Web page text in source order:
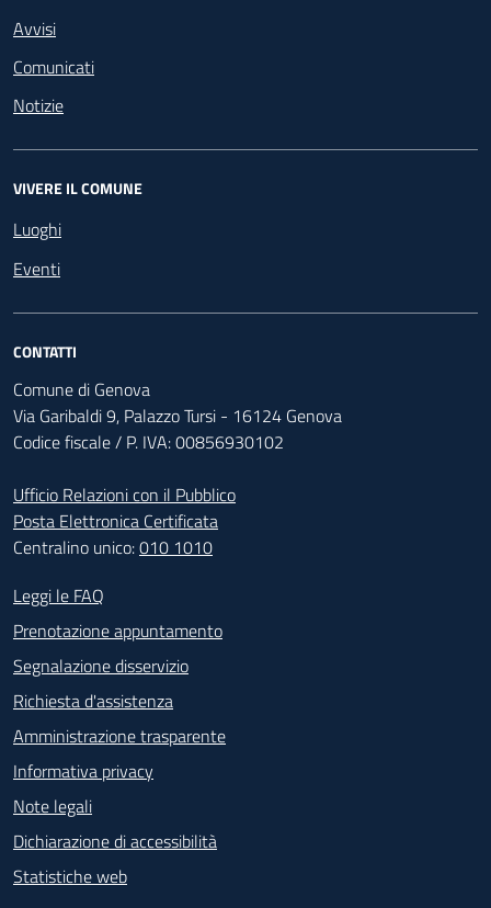
Avvisi
Comunicati
Notizie
VIVERE IL COMUNE
Luoghi
Eventi
CONTATTI
Comune di Genova
Via Garibaldi 9, Palazzo Tursi - 16124 Genova
Codice fiscale / P. IVA: 00856930102
Ufficio Relazioni con il Pubblico
Posta Elettronica Certificata
Centralino unico:010 1010
Footer - Contatti
Leggi le FAQ
Prenotazione appuntamento
Segnalazione disservizio
Richiesta d'assistenza
Amministrazione trasparente
Informativa privacy
Note legali
Dichiarazione di accessibilità
Statistiche web